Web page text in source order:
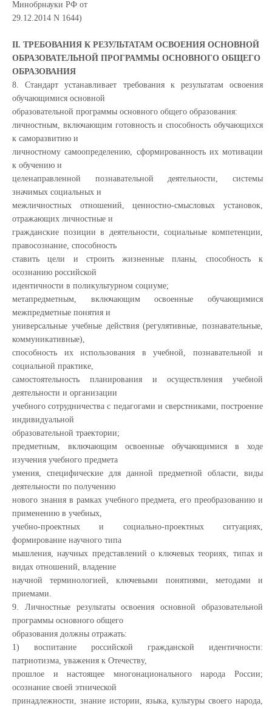
Минобрнауки РФ от
29.12.2014 N 1644)
II. ТРЕБОВАНИЯ К РЕЗУЛЬТАТАМ ОСВОЕНИЯ ОСНОВНОЙ
ОБРАЗОВАТЕЛЬНОЙ ПРОГРАММЫ ОСНОВНОГО ОБЩЕГО
ОБРАЗОВАНИЯ
8. Стандарт устанавливает требования к результатам освоения
обучающимися основной
образовательной программы основного общего образования:
личностным, включающим готовность и способность обучающихся
к саморазвитию и
личностному самоопределению, сформированность их мотивации
к обучению и
целенаправленной познавательной деятельности, системы
значимых социальных и
межличностных отношений, ценностно-смысловых установок,
отражающих личностные и
гражданские позиции в деятельности, социальные компетенции,
правосознание, способность
ставить цели и строить жизненные планы, способность к
осознанию российской
идентичности в поликультурном социуме;
метапредметным, включающим освоенные обучающимися
межпредметные понятия и
универсальные учебные действия (регулятивные, познавательные,
коммуникативные),
способность их использования в учебной, познавательной и
социальной практике,
самостоятельность планирования и осуществления учебной
деятельности и организации
учебного сотрудничества с педагогами и сверстниками, построение
индивидуальной
образовательной траектории;
предметным, включающим освоенные обучающимися в ходе
изучения учебного предмета
умения, специфические для данной предметной области, виды
деятельности по получению
нового знания в рамках учебного предмета, его преобразованию и
применению в учебных,
учебно-проектных и социально-проектных ситуациях,
формирование научного типа
мышления, научных представлений о ключевых теориях, типах и
видах отношений, владение
научной терминологией, ключевыми понятиями, методами и
приемами.
9. Личностные результаты освоения основной образовательной
программы основного общего
образования должны отражать:
1) воспитание российской гражданской идентичности:
патриотизма, уважения к Отечеству,
прошлое и настоящее многонационального народа России;
осознание своей этнической
принадлежности, знание истории, языка, культуры своего народа,